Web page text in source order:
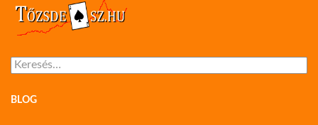
Keresés:
BLOG